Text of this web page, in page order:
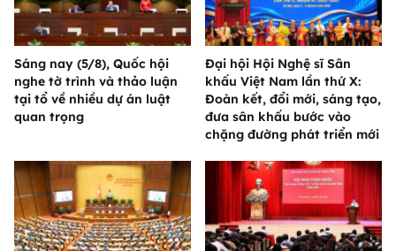
Sáng nay (5/8), Quốc hội
nghe tờ trình và thảo luận
tại tổ về nhiều dự án luật
quan trọng
Đại hội Hội Nghệ sĩ Sân
khấu Việt Nam lần thứ X:
Đoàn kết, đổi mới, sáng tạo,
đưa sân khấu bước vào
chặng đường phát triển mới